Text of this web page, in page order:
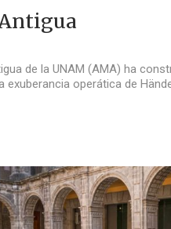
de la UNAM (AMA) ha
operática de